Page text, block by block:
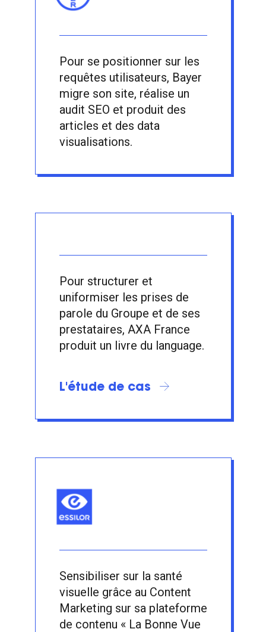
Pour se positionner sur les
requêtes utilisateurs, Bayer
migre son site, réalise un
audit SEO et produit des
articles et des data
visualisations.
Pour structurer et
uniformiser les prises de
parole du Groupe et de ses
prestataires, AXA France
produit un livre du language.
L'étude de cas
Sensibiliser sur la santé
visuelle grâce au Content
Marketing sur sa plateforme
de contenu « La Bonne Vue